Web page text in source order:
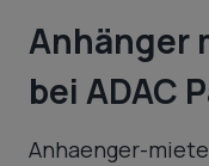
Anhänger
bei ADAC
Anhaenger-